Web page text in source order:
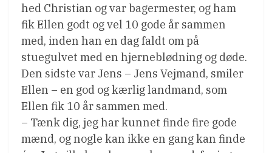
hed Christian og var bagermester, og ham
fik Ellen godt og vel 10 gode år sammen
med, inden han en dag faldt om på
stuegulvet med en hjerneblødning og døde.
Den sidste var Jens – Jens Vejmand, smiler
Ellen – en god og kærlig landmand, som
Ellen fik 10 år sammen med.
– Tænk dig, jeg har kunnet finde fire gode
mænd, og nogle kan ikke en gang kan finde